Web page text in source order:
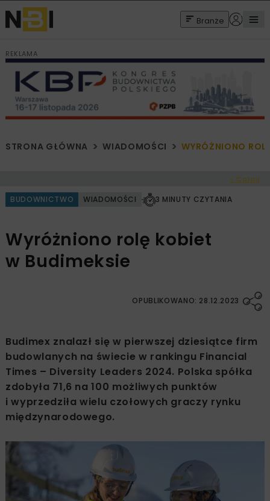
Branże
REKLAMA
STRONA GŁÓWNA WIADOMOŚCI WYRÓŻNIONO
< Cofnij
BUDOWNICTWO WIADOMOŚCI 3 MINUTY CZYTANIA
Wyróżniono rolę kobiet
w Budimeksie
OPUBLIKOWANO: 28.12.2023
Budimex znalazł się w pierwszej dziesiątce firm
budowlanych na świecie w rankingu Financial
Times – Diversity Leaders 2024. Polska spółka
zdobyła 71,6 na 100 możliwych punktów
i wyprzedziła wielu czołowych graczy rynku
międzynarodowego.